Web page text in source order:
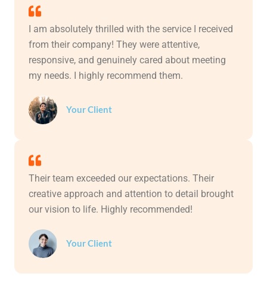
I am absolutely thrilled with the service I received
from their company! They were attentive,
responsive, and genuinely cared about meeting
my needs. I highly recommend them.
Your Client
Their team exceeded our expectations. Their
creative approach and attention to detail brought
our vision to life. Highly recommended!
Your Client